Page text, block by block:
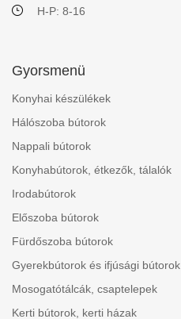
H-P: 8-16
Gyorsmenü
Konyhai készülékek
Hálószoba bútorok
Nappali bútorok
Konyhabútorok, étkezők, tálalók
Irodabútorok
Előszoba bútorok
Fürdőszoba bútorok
Gyerekbútorok és ifjúsági bútorok
Mosogatótálcák, csaptelepek
Kerti bútorok, kerti házak